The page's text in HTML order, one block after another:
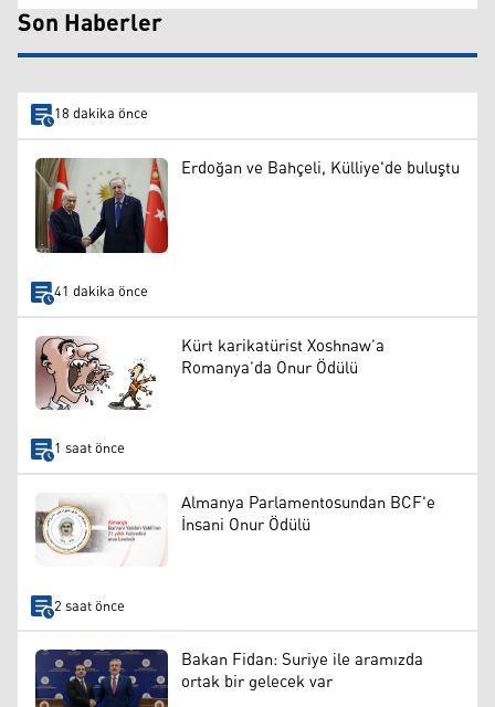
Son Haberler
18 dakika önce
Erdoğan ve Bahçeli, Külliye'de buluştu
41 dakika önce
Kürt karikatürist Xoshnaw’a
Romanya’da Onur Ödülü
1 saat önce
Almanya Parlamentosundan BCF'e
İnsani Onur Ödülü
2 saat önce
Bakan Fidan: Suriye ile aramızda
ortak bir gelecek var